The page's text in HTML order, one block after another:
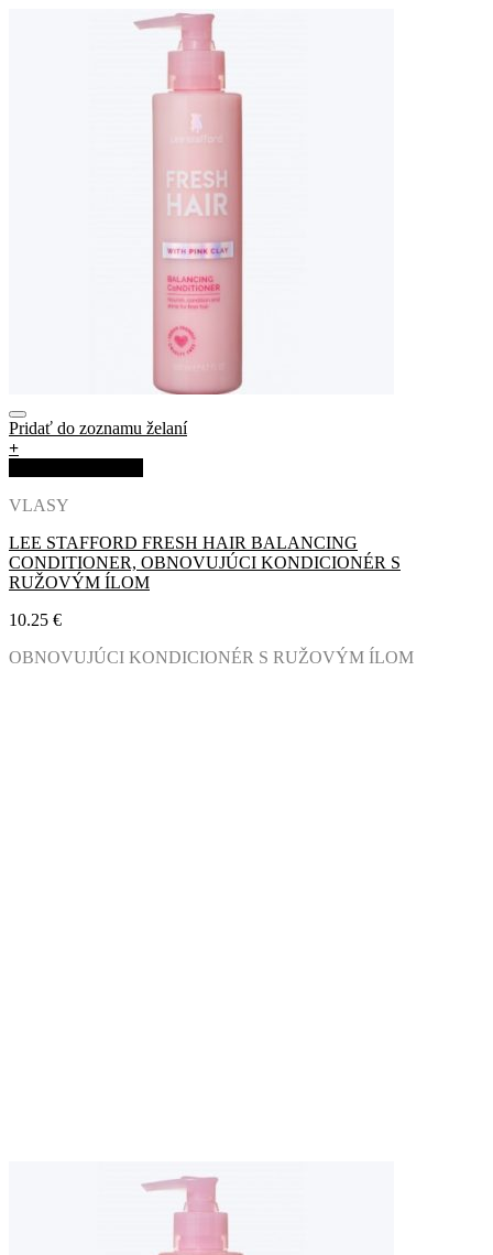
Pridať do zoznamu želaní
+
VLASY
LEE STAFFORD FRESH HAIR BALANCING
CONDITIONER, OBNOVUJÚCI KONDICIONÉR S
RUŽOVÝM ÍLOM
10.25 €
OBNOVUJÚCI KONDICIONÉR S RUŽOVÝM ÍLOM